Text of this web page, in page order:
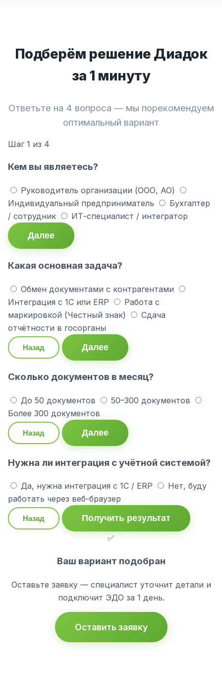
Подберём решение Диадок
за 1 минуту
Ответьте на 4 вопроса — мы порекомендуем
оптимальный вариант
Шаг 1 из 4
Кем вы являетесь?
Руководитель организации (ООО, АО)
Индивидуальный предприниматель
Бухгалтер
/ сотрудник
ИТ-специалист / интегратор
Далее
Какая основная задача?
Обмен документами с контрагентами
Интеграция с 1С или ERP
Работа с
маркировкой (Честный знак)
Сдача
отчётности в госорганы
Назад Далее
Сколько документов в месяц?
До 50 документов
50–300 документов
Более 300 документов
Назад Далее
Нужна ли интеграция с учётной системой?
Да, нужна интеграция с 1С / ERP
Нет, буду
работать через веб-браузер
Назад
Получить результат
✅
Ваш вариант подобран
Оставьте заявку — специалист уточнит детали и
подключит ЭДО за 1 день.
Оставить заявку